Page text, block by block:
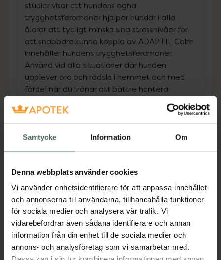
Samtycke Information Om
Denna webbplats använder cookies
Vi använder enhetsidentifierare för att anpassa innehållet
och annonserna till användarna, tillhandahålla funktioner
för sociala medier och analysera vår trafik. Vi
vidarebefordrar även sådana identifierare och annan
information från din enhet till de sociala medier och
annons- och analysföretag som vi samarbetar med.
studier visar att hundens egna
trygghetsferomoner hjälper hundar i alla
åldrar att tydligt minska sina stressnivåer för
att snabbare kunna koppla av. ADAPTIL Calm
innehåller hundens trygghetsferomoner.
Använd vid alla situationer där hunden
upplever oro och rädsla i hemmet och med
fördel när du tränar att bättre hantera
stressfyllda situationer. Använd förebyggande
för att förhindra att hunden upplever rädsla
eller oro. Enkelt att använda, har
dokumenterad effekt i flera vetenskapliga
studier och är naturligt för hunden.
användas alltid och varje dag. Speciellt
lämpligt när hunden är ensam hemma, vid
ljudrädsla (åska och raketer), inför nya
situationer och möten och alla andra tillfällen
som hunden upplever rädsla och oro. Få en
bättre relation till din hund genom att skapa
en trygg miljö för hunden i ert gemensamma
hem.